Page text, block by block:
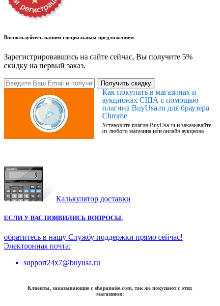
Воспользуйтесь нашим специальным предложением
Зарегистрировавшись на сайте сейчас, Вы получите 5%
скидку на первый заказ.
Получить скидку
Как покупать в магазинах и
аукционах США с помощью
плагина BuyUsa.ru для браузера
Chrome
Установите плагин BuyUsa.ru и заказывайте
из любого магазина или онлайн аукциона
Калькулятор доставки
ЕСЛИ У ВАС ПОЯВИЛИСЬ ВОПРОСЫ,
обратитесь в нашу Службу поддержки прямо сейчас!
Электронная почта:
support24x7@buyusa.ru
Клиенты, заказывающие с shopanaise.com, так же покупают с этих
магазинов: